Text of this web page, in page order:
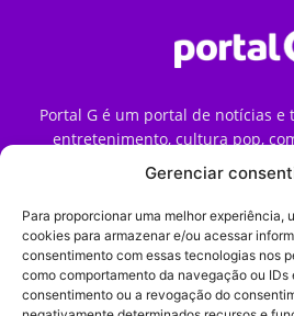
Gerenciar
Para proporcionar uma melhor experiência,
cookies para armazenar e/ou acessar
consentimento com essas tecnologias nos
como comportamento da navegação ou
consentimento ou a revogação do
Portal G é um portal de notícias e
entretenimento, cultura pop,
streaming, games e iniciativas de
forma como o público vive e
Contato: